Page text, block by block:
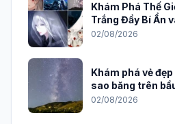
Khám Phá Thế
Trắng Đầy Bí Ẩn
02/08/2026
Khám phá vẻ
sao băng trên
02/08/2026